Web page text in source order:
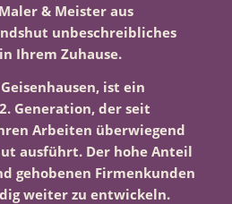
& Meister aus
unbeschreibliches
Ihrem Zuhause.
ist ein
Generation, der seit
Arbeiten überwiegend
ausführt. Der hohe Anteil
gehobenen Firmenkunden
weiter zu entwickeln.